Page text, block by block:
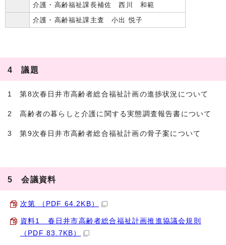
介護・高齢福祉課長補佐 西川 和範
介護・高齢福祉課主査 小出 悦子
4 議題
1 第8次春日井市高齢者総合福祉計画の進捗状況について
2 高齢者の暮らしと介護に関する実態調査報告書について
3 第9次春日井市高齢者総合福祉計画の骨子案について
5 会議資料
次第 （PDF 64.2KB）
資料1 春日井市高齢者総合福祉計画推進協議会規則
（PDF 83.7KB）